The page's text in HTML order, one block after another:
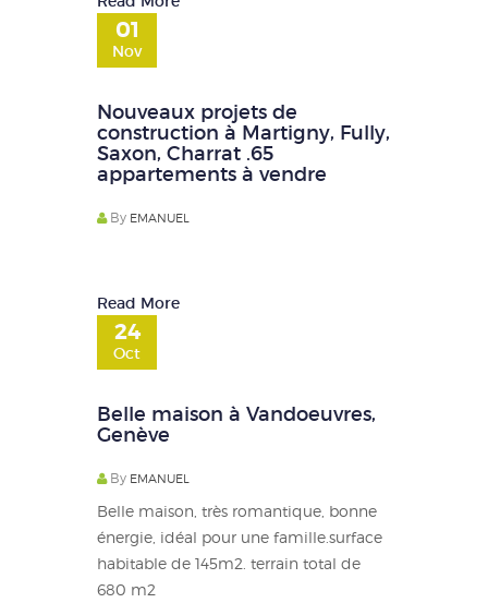
01
Nov
Nouveaux projets de
construction à Martigny, Fully,
Saxon, Charrat .65
appartements à vendre
By EMANUEL
Read More
24
Oct
Belle maison à Vandoeuvres,
Genève
By EMANUEL
Belle maison, très romantique, bonne
énergie, idéal pour une famille.surface
habitable de 145m2. terrain total de
680 m2